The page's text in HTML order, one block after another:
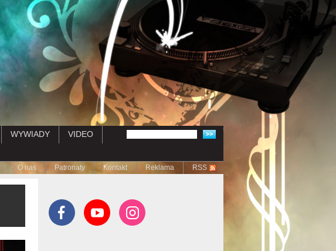
WYWIADY
VIDEO
Submenu
O nas Patronaty Kontakt Reklama RSS